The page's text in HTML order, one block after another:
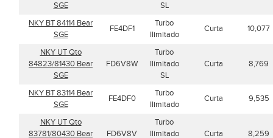
SGE
SL
NKY BT 84114 Bear
SGE
FE4DF1
Turbo
Ilimitado
Curta 10,077
NKY UT Qto
84823/81430 Bear
SGE
FD6V8W
Turbo
Ilimitado
SL
Curta 8,769
NKY BT 83114 Bear
SGE
FE4DF0
Turbo
Ilimitado
Curta 9,535
NKY UT Qto
83781/80430 Bear
FD6V8V
Turbo
Ilimitado
Curta 8,259